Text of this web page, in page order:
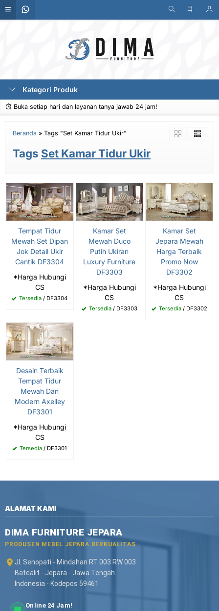
Kategori Produk
Buka setiap hari dan layanan tanya jawab 24 jam!
Beranda » Tags "Set Kamar Tidur Ukir"
Tags Set Kamar Tidur Ukir
Tempat Tidur
Mewah Set Dipan
Jok Detail Ukir
Cantik DF3304
*Harga Hubungi
CS
Tersedia / DF3304
Kamar Set
Mewah Duco
Putih Ukiran
Luxury Furniture
DF3303
*Harga Hubungi
CS
Tersedia/ DF3303
Kamar Set
Jepara Mewah
Harga Terbaik
Promo Now
DF3302
*Harga Hubungi
CS
Tersedia/ DF3302
Desain Terbaik
Tempat Tidur
Mewah Dan
Modern Axelley
DF3301
*Harga Hubungi
CS
Tersedia / DF3301
ALAMAT KAMI
DIMA FURNITURE JEPARA
PRODUSEN MEBEL JEPARA BERKUALITAS
Jl. Senopati - Mindahan RT 003 RW 003
Batealit - Jepara - Jawa Tengah
Indonesia - Kodepos 59461
Online 24 Jam!